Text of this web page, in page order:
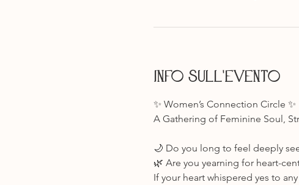
Info sull'evento
✨ Women’s Connection Circle ✨
A Gathering of Feminine Soul,
🌙 Do you long to feel deeply
🌿 Are you yearning for heart-
If your heart whispered yes to